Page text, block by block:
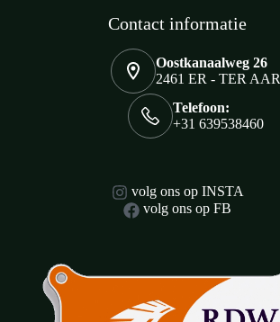
Contact informatie
Oostkanaalweg 26
2461 ER - TER AAR
Telefoon:
+31 639538460
volg ons op INSTA
volg ons op FB